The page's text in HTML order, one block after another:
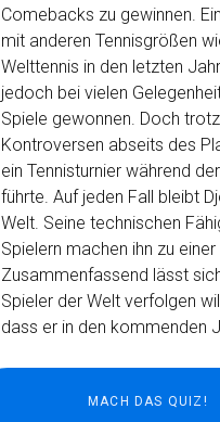
Comebacks zu gewinnen.
mit anderen Tennisgrößen
Welttennis in den letzten
jedoch bei vielen
Spiele gewonnen. Doch
Kontroversen abseits des
ein Tennisturnier während
führte. Auf jeden Fall bleibt
Welt. Seine technischen
Spielern machen ihn zu
Zusammenfassend lässt
Spieler der Welt verfolgen
dass er in den kommenden